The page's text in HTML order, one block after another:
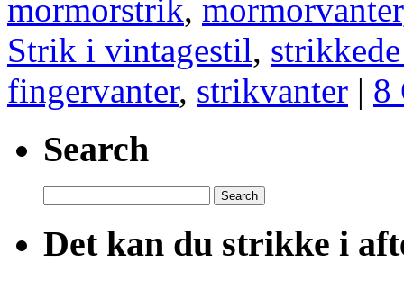
mormorstrik, mormorvanter
Strik i vintagestil,
fingervanter, strikvanter | 8
Search
for:
Det kan du strikke i